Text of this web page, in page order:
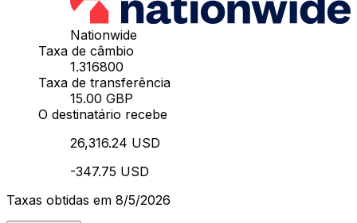
Nationwide
Taxa de câmbio
1.316800
Taxa de transferência
15.00 GBP
O destinatário recebe
26,316.24 USD
-347.75 USD
Taxas obtidas em 8/5/2026